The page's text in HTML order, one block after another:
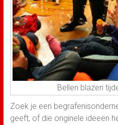
Bellen blazen
Zoek je een
geeft, of die originele ideeën